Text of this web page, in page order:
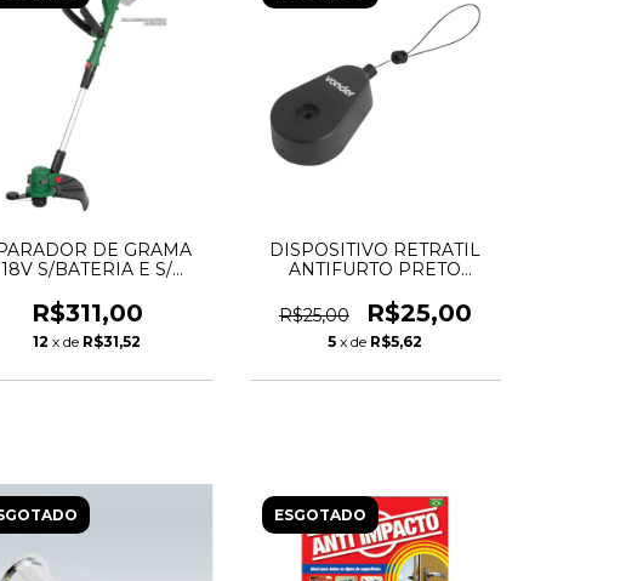
DE GRAMA
18V S/BATERIA E S/
R$311,00
12 x de R$31,52
DISPOSITIVO RETRATIL
ANTIFURTO PRETO
R$25,00
R$25,00
5 x de R$5,62
ESGOTADO